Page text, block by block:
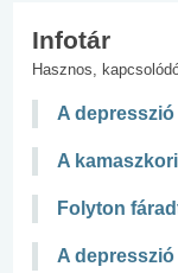
Infotár
Hasznos,
A
A
Folyton
A